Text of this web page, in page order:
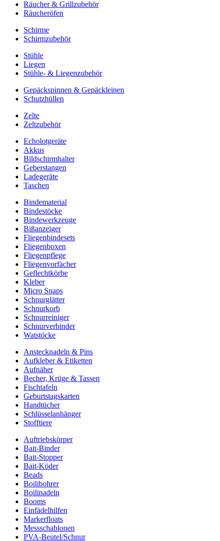
Räucher & Grillzubehör
Räucheröfen
Schirme
Schirmzubehör
Stühle
Liegen
Stühle- & Liegenzubehör
Gepäckspinnen & Gepäckleinen
Schutzhüllen
Zelte
Zeltzubehör
Echolotgeräte
Akkus
Bildschirmhalter
Geberstangen
Ladegeräte
Taschen
Bindematerial
Bindestöcke
Bindewerkzeuge
Bißanzeiger
Fliegenbindesets
Fliegenboxen
Fliegenpflege
Fliegenvorfächer
Geflechtkörbe
Kleber
Micro Snaps
Schnurglätter
Schnurkorb
Schnurreiniger
Schnurverbinder
Watstöcke
Anstecknadeln & Pins
Aufkleber & Etiketten
Aufnäher
Becher, Krüge & Tassen
Fischtafeln
Geburtstagskarten
Handtücher
Schlüsselanhänger
Stofftiere
Auftriebskörper
Bait-Binder
Bait-Stopper
Bait-Köder
Beads
Boilibohrer
Boilinadeln
Booms
Einfädelhilfen
Markerfloats
Messschablonen
PVA-Beutel/Schnur